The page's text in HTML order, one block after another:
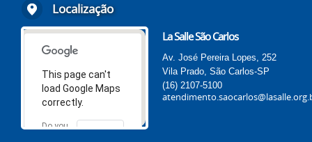
Localização
This page can't
load Google Maps
correctly.
Do you
OK
La Salle São Carlos
Av. José Pereira Lopes, 252
Vila Prado, São Carlos-SP
(16) 2107-5100